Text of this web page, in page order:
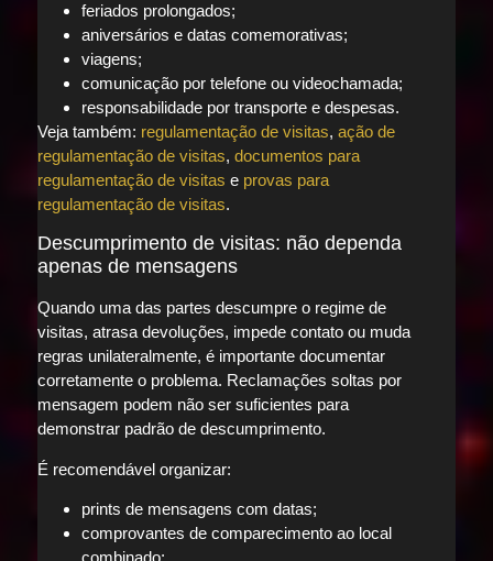
feriados prolongados;
aniversários e datas comemorativas;
viagens;
comunicação por telefone ou videochamada;
responsabilidade por transporte e despesas.
Veja também: regulamentação de visitas, ação de
regulamentação de visitas, documentos para
regulamentação de visitas e provas para
regulamentação de visitas.
Descumprimento de visitas: não dependa
apenas de mensagens
Quando uma das partes descumpre o regime de
visitas, atrasa devoluções, impede contato ou muda
regras unilateralmente, é importante documentar
corretamente o problema. Reclamações soltas por
mensagem podem não ser suficientes para
demonstrar padrão de descumprimento.
É recomendável organizar:
prints de mensagens com datas;
comprovantes de comparecimento ao local